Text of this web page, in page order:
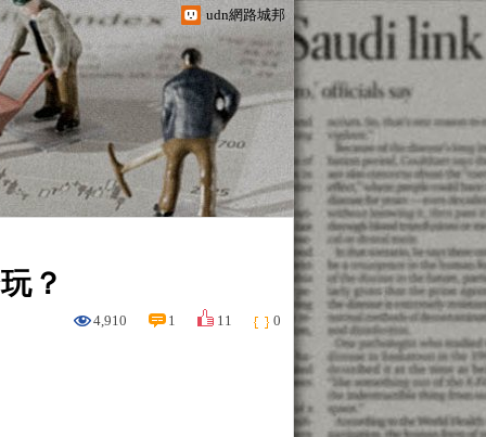
udn網路城邦
？
4,910 1 11 0